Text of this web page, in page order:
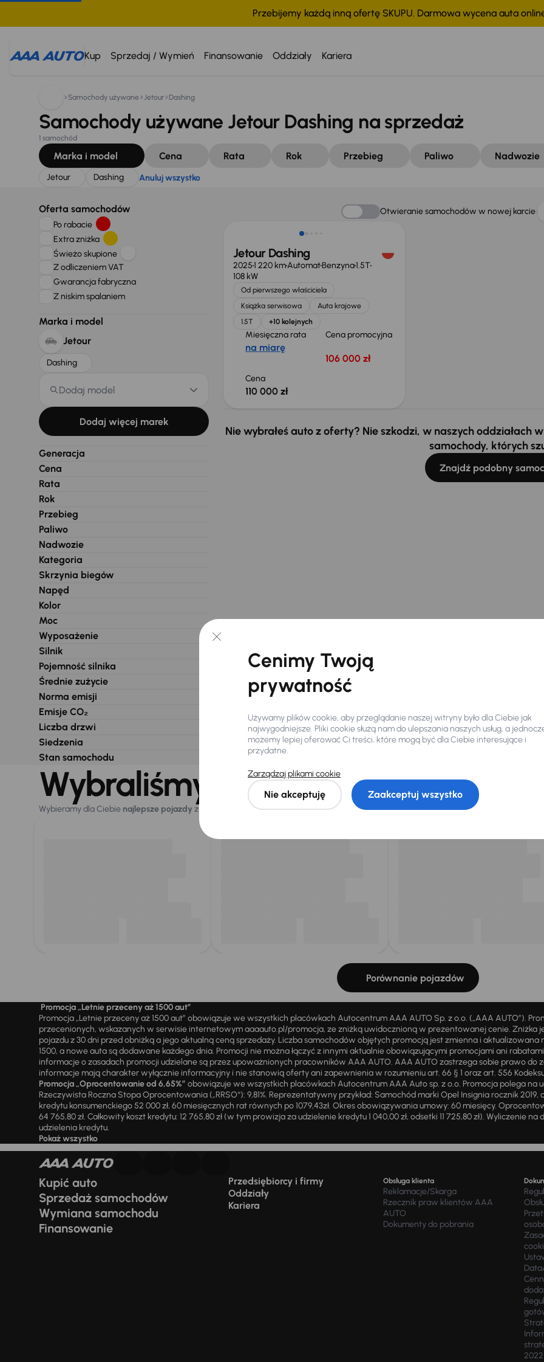
Przebijemy każdą inną ofertę SKUPU. Darmowa wycena auta
Kup Sprzedaj / Wymień Finansowanie Oddziały Kariera
Szukam: Anuluj wszystko
Samochody używane Jetour Dashing
Samochody używane Jetour Dashing na sprzedaż
1 samochód
Marka i model Cena Rata Rok Przebieg Paliwo Nadwozie
Jetour Dashing Anuluj wszystko
Oferta samochodów
Po rabacie
Extra zniżka
Świeżo skupione
Z odliczeniem VAT
Gwarancja fabryczna
Z niskim spalaniem
Marka i model
Jetour
Dashing
Dodaj model
Dodaj więcej marek
Generacja
Cena
Rata
Rok
Przebieg
Paliwo
Nadwozie
Kategoria
Skrzynia biegów
Napęd
Kolor
Moc
Wyposażenie
Silnik
Pojemność silnika
Średnie zużycie
Norma emisji
Emisje CO₂
Liczba drzwi
Siedzenia
Stan samochodu
Otwieranie samochodów w nowej karcie
Jetour Dashing
20251 220 kmAutomatBenzyna1.5T
108 kW
Od pierwszego właściciela
Książka serwisowa
Auta krajowe
1.5T
+10 kolejnych
Miesięczna rata
na miarę
Cena promocyjna
106 000 zł
Cena
110 000 zł
Nie wybrałeś auto z oferty? Nie szkodzi, w naszych oddziałach
samochody, których
Znajdź podobny
Wybraliśmy dla Ciebie
Wybieramy dla Ciebie najlepsze pojazdy z naszej oferty. Kupimy dla Ciebiedo 400 pojazdówkażdego dnia.
Porównanie pojazdów
Promocja „Letnie przeceny aż 1500 aut”
Promocja „Letnie przeceny aż 1500 aut” obowiązuje we wszystkich placówkach Autocentrum AAA AUTO Sp. z o.o. („AAA AUTO”).
przecenionych, wskazanych w serwisie internetowym aaaauto.pl/promocja, ze zniżką uwidocznioną w prezentowanej cenie. Zniżka
pojazdu z 30 dni przed obniżką a jego aktualną ceną sprzedaży. Liczba samochodów objętych promocją jest zmienna i
1500, a nowe auta są dodawane każdego dnia. Promocji nie można łączyć z innymi aktualnie obowiązującymi promocjami ani
informacje o zasadach promocji udzielane są przez upoważnionych pracowników AAA AUTO. AAA AUTO zastrzega sobie prawo
informacje mają charakter wyłącznie informacyjny i nie stanowią oferty ani zapewnienia w rozumieniu art. 66 § 1 oraz art. 556
Promocja „Oprocentowanie od 6,65%” obowiązuje we wszystkich placówkach Autocentrum AAA Auto sp. z o.o. Promocja polega na
Rzeczywista Roczna Stopa Oprocentowania („RRSO“): 9,81%. Reprezentatywny przykład: Samochód marki Opel Insignia rocznik 2019,
kredytu konsumenckiego 52 000 zł, 60 miesięcznych rat równych po 1079,43zł. Okres obowiązywania umowy: 60 miesięcy.
64 765,80 zł. Całkowity koszt kredytu: 12 765,80 zł (w tym prowizja za udzielenie kredytu 1 040,00 zł, odsetki 11 725,80 zł). Wyliczenie
udzielenia kredytu.
Pokaż wszystko
Kupić auto
Sprzedaż samochodów
Wymiana samochodu
Finansowanie
Przedsiębiorcy i firmy
Oddziały
Kariera
Obsługa klienta
Reklamacje/Skarga
Rzecznik praw klientów AAA
AUTO
Dokumenty do pobrania
2022
Cenimy Twoją
prywatność
Używamy plików cookie, aby przeglądanie naszej witryny było dla Ciebie jak
najwygodniejsze. Pliki cookie służą nam do ulepszania naszych usług, a
możemy lepiej oferować Ci treści, które mogą być dla Ciebie interesujące i
przydatne.
Zarządzaj plikami cookie
Nie akceptuję Zaakceptuj wszystko